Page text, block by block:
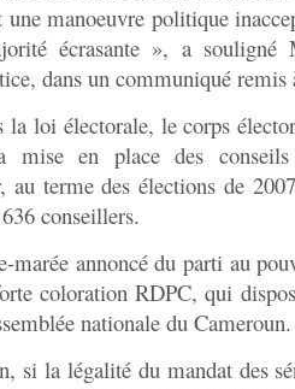
une manoeuvre politique
écrasante », a souligné
dans un communiqué remis
la loi électorale, le corps
mise en place des
au terme des élections de
conseillers.
marée annoncé du parti au
coloration RDPC, qui
nationale du Cameroun.
si la légalité du mandat des